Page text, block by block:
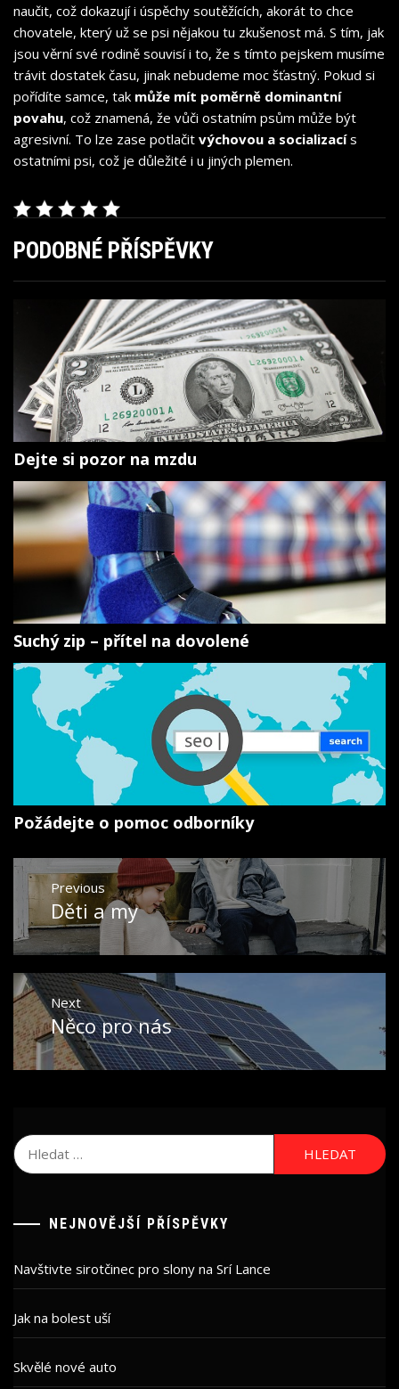
naučit, což dokazují i úspěchy soutěžících, akorát to chce
chovatele, který už se psi nějakou tu zkušenost má. S tím, jak
jsou věrní své rodině souvisí i to, že s tímto pejskem musíme
trávit dostatek času, jinak nebudeme moc šťastný. Pokud si
pořídíte samce, tak může mít poměrně dominantní
povahu, což znamená, že vůči ostatním psům může být
agresivní. To lze zase potlačit výchovou a socializacís
ostatními psi, což je důležité i u jiných plemen.
PODOBNÉ PŘÍSPĚVKY
Dejte si pozor na mzdu
Suchý zip – přítel na dovolené
Požádejte o pomoc odborníky
Navigace
pro
příspěvek
Previous
Previous
post:
Děti a my
Next
Next
post:
Něco pro nás
Vyhledávání
NEJNOVĚJŠÍ PŘÍSPĚVKY
Navštivte sirotčinec pro slony na Srí Lance
Jak na bolest uší
Skvělé nové auto